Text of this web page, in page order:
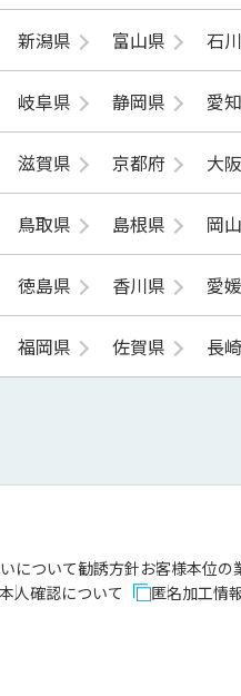
新潟県 富山県 石
岐阜県 静岡県 愛
滋賀県 京都府 大
鳥取県 島根県 岡
徳島県 香川県 愛
福岡県 佐賀県 長
について勧誘方針お客様本位の
本人確認について 匿名加工情